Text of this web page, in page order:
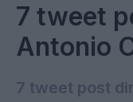
7 tweet
Antonio
7 tweet post